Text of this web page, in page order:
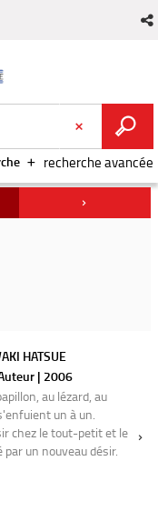
recherche avancée
HATSUE
| 2006
au lézard, au
un à un.
chez le tout-petit et le
un nouveau désir.